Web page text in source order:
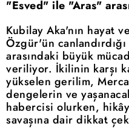
"Esved" ile "Aras"
Kubilay Aka'nın hayat
Özgür'ün
arasındaki büyük
veriliyor. İkilinin karşı
yükselen gerilim,
dengelerin ve
habercisi olurken,
savaşına dair dikkat